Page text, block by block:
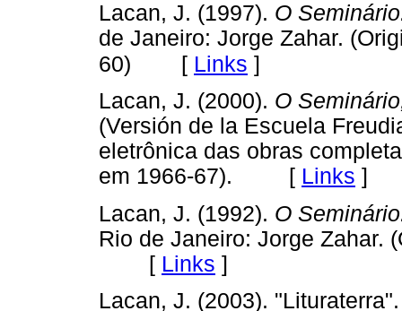
Lacan, J. (1997). O
de Janeiro: Jorge Zahar.
60) [ Links ]
Lacan, J. (2000). O
(Versión de la Escuela
eletrônica das obras
em 1966-67). [ Links ]
Lacan, J. (1992). O
Rio de Janeiro: Jorge Zahar.
[ Links ]
Lacan, J. (2003).